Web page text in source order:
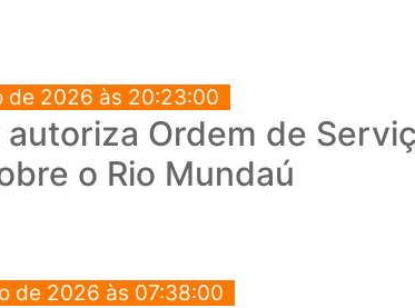
de 2026 às 20:23:00
autoriza Ordem de
o Rio Mundaú
de 2026 às 07:38:00